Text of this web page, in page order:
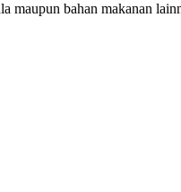
maupun bahan makanan